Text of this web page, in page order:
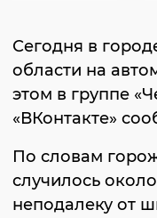
Сегодня в
области на
этом в группе
«ВКонтакте»
По словам
случилось
неподалеку от